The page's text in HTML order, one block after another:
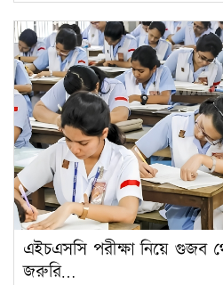
এইচএসসি পরীক্ষা নিয়ে গুজব
জরুরি…